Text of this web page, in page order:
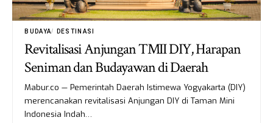
BUDAYA DESTINASI
Revitalisasi Anjungan TMII DIY, Harapan
Seniman dan Budayawan di Daerah
Mabur.co — Pemerintah Daerah Istimewa Yogyakarta (DIY)
merencanakan revitalisasi Anjungan DIY di Taman Mini
Indonesia Indah…